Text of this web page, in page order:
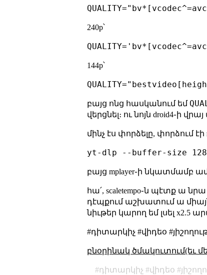
240p՝
144p՝
բայց ոնց հասկանում եմ
վերցնել։ ու նոյն droid4֊ի
մինչ էս փորձելը, փորձում էի
բայց mplayer֊ի նկատմամբ
հա՛, scaletempo֊ն պէտք ա
դէպքում աշխատում ա միայն
նիւթեր կարող եմ լսել x2.5
#դիտարկիչ #վիդեօ
բնօրինակ ծմակուտում(եւ
դիտարկիչ վիդեօ